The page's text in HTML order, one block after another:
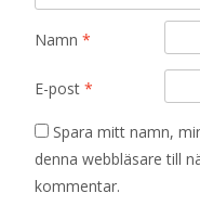
Namn *
E-post *
Spara mitt namn,
denna webbläsare till
kommentar.